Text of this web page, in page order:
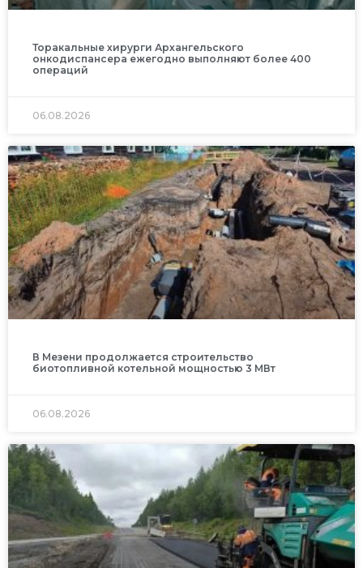
Торакальные хирурги Архангельского
онкодиспансера ежегодно выполняют более 400
операций
06.08.2026
В Мезени продолжается строительство
биотопливной котельной мощностью 3 МВт
06.08.2026